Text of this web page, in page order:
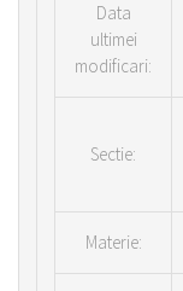
Data
ultimei
modificari:
Sectie:
Materie: